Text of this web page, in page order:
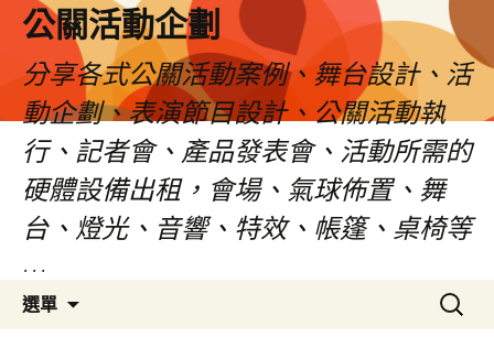
公關活動企劃
分享各式公關活動案例、舞台設計、活
動企劃、表演節目設計、公關活動執
行、記者會、產品發表會、活動所需的
硬體設備出租，會場、氣球佈置、舞
台、燈光、音響、特效、帳篷、桌椅等
…
選單
搜
尋